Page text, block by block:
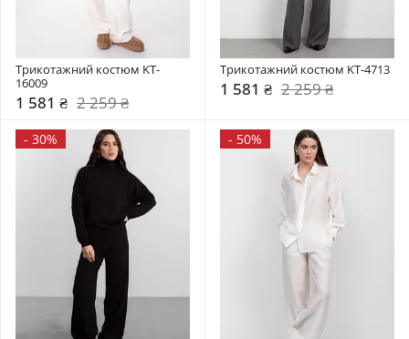
Трикотажний костюм KT-
16009
1 581 ₴ 2 259 ₴
Трикотажний костюм KT-4713
1 581 ₴ 2 259 ₴
- 30% - 50%